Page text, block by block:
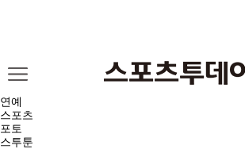
연예
스포츠
포토
스투툰